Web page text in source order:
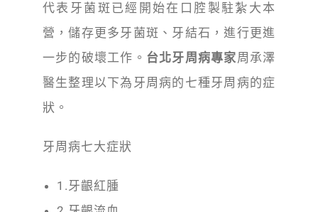
代表牙菌斑已經開始在口腔製駐紮大本
營，儲存更多牙菌斑、牙結石，進行更進
一步的破壞工作。 台北牙周病專家周承澤
醫生整理以下為牙周病的七種牙周病的症
狀。
牙周病七大症狀
1.牙齦紅腫